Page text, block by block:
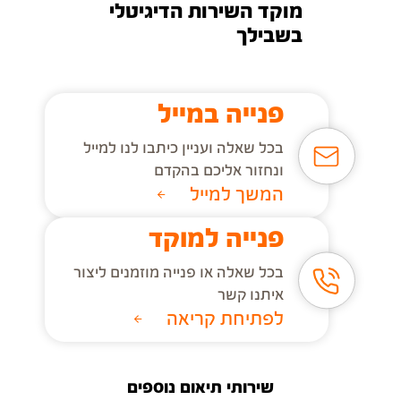
מוקד השירות הדיגיטלי
בשבילך
פנייה במייל
בכל שאלה ועניין כיתבו לנו למייל
ונחזור אליכם בהקדם
המשך למייל
פנייה למוקד
בכל שאלה או פנייה מוזמנים ליצור
איתנו קשר
לפתיחת קריאה
שירותי תיאום נוספים